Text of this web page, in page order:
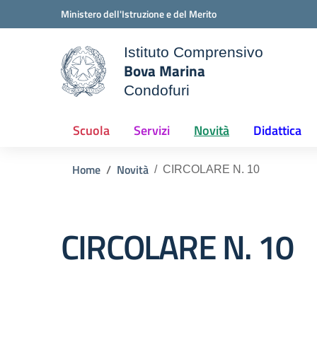
Vai ai contenuti
Vai al menu di navigazioneMinistero dell'Istruzione e del Merito
della scuola
Istituto Comprensivo
Bova Marina
Condofuri
Scuola Servizi Novità Didattica
Home Novità CIRCOLARE N. 10
CIRCOLARE N. 10